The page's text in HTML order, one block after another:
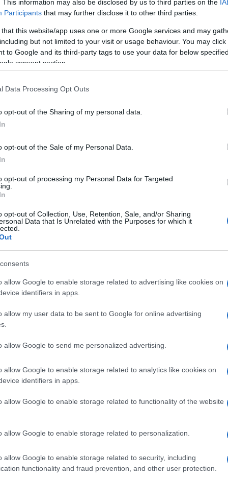
This information may also be disclosed by us to third parties on the
Participants that may further disclose it to other third parties.
that this website/app uses one or more Google services and may
but not limited to your visit or usage behaviour. You may
to Google and its third-party tags to use your data for below
consent section.
Data Processing Opt Outs
opt-out of the Sharing of my personal data.
opt-out of the Sale of my Personal Data.
opt-out of processing my Personal Data for Targeted
opt-out of Collection, Use, Retention, Sale, and/or Sharing
Data that Is Unrelated with the Purposes for which it
allow Google to enable storage related to advertising like cookies on
identifiers in apps.
allow my user data to be sent to Google for online advertising
allow Google to send me personalized advertising.
allow Google to enable storage related to analytics like cookies on
identifiers in apps.
allow Google to enable storage related to functionality of the website
allow Google to enable storage related to personalization.
allow Google to enable storage related to security, including
functionality and fraud prevention, and other user protection.
το 2014, όταν αμφισβήτησε τον
την αρχική ήττα, επέστρεψε δύο
την έδρα, την οποία διατηρεί μέχρι
Κάνα ακολούθησε διαφορετική πορεία από
της Σίλικον Βάλεϊ στην
σε ζητήματα που αφορούν αποκλειστικά την
να αναδειχθεί σε εθνική πολιτική
βασικούς εκφραστές της
αποτελούν μυστικό. Ο ίδιος έχει αφήσει
στην κούρσα του 2028, ενώ τα τελευταία
του σε πολιτικές εκδηλώσεις και
σε ολόκληρη τη χώρα. Παράλληλα,
απήχησή του πέρα από τα παραδοσιακά όρια
συνεργαζόμενος ακόμη και με
σε επιμέρους ζητήματα.
του είναι η ισχυρή οικονομική βάση
έχει εξελιχθεί σε έναν από τους πιο
συγκέντρωσης χρηματοδότησης στο
δεκάδες εκατομμύρια δολάρια
θα μπορούσε να αποτελέσει ισχυρό
εκστρατεία.
οι